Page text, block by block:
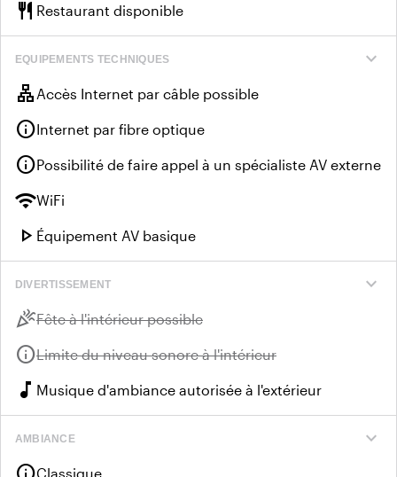
restaurant Restaurant disponible
expand_more
EQUIPEMENTS TECHNIQUES
lan Accès Internet par câble possible
infoInternet par fibre optique
infoPossibilité de faire appel à un spécialiste AV externe
wifiWiFi
play_arrow Équipement AV basique
expand_more
DIVERTISSEMENT
celebrationIndisponible :
Fête à l'intérieur possible
infoIndisponible :
Limite du niveau sonore à l'intérieur
music_note Musique d'ambiance autorisée à l'extérieur
expand_more
AMBIANCE
Classique